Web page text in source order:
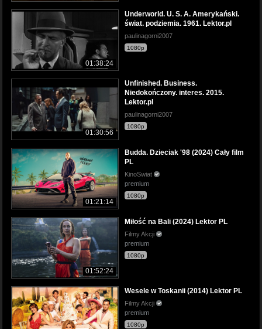
01:38:24
Underworld. U. S. A. Amerykański.
świat. podziemia. 1961. Lektor.pl
paulinagorni2007
1080p
01:30:56
Unfinished. Business.
Niedokończony. interes. 2015.
Lektor.pl
paulinagorni2007
1080p
01:21:14
Budda. Dzieciak '98 (2024) Cały film
PL
KinoSwiat
premium
1080p
01:52:24
Miłość na Bali (2024) Lektor PL
Filmy Akcji
premium
1080p
Wesele w Toskanii (2014) Lektor PL
Filmy Akcji
premium
1080p